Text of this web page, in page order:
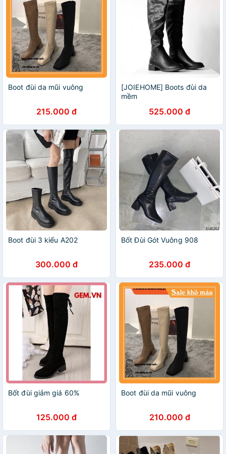
Boot đùi da mũi vuông
215.000 đ
[JOIEHOME] Boots đùi da
mềm
525.000 đ
Boot đùi 3 kiểu A202
300.000 đ
Bốt Đùi Gót Vuông 908
235.000 đ
Bốt đùi giảm giá 60%
125.000 đ
Boot đùi da mũi vuông
210.000 đ